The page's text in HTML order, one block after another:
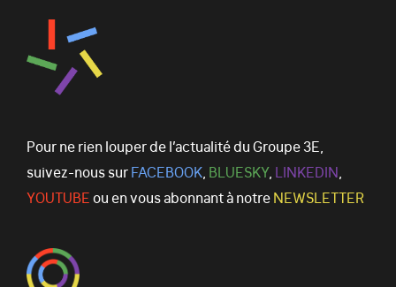
Pour ne rien louper de l’actualité du Groupe 3E,
suivez-nous surFACEBOOK, BLUESKY, LINKEDIN,
YOUTUBEou en vous abonnant à notreNEWSLETTER